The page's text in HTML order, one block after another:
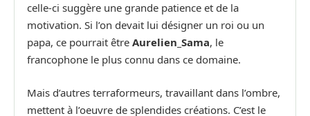
celle-ci suggère une grande patience et de la
motivation. Si l’on devait lui désigner un roi ou un
papa, ce pourrait être Aurelien_Sama, le
francophone le plus connu dans ce domaine.
Mais d’autres terraformeurs, travaillant dans l’ombre,
mettent à l’oeuvre de splendides créations. C’est le